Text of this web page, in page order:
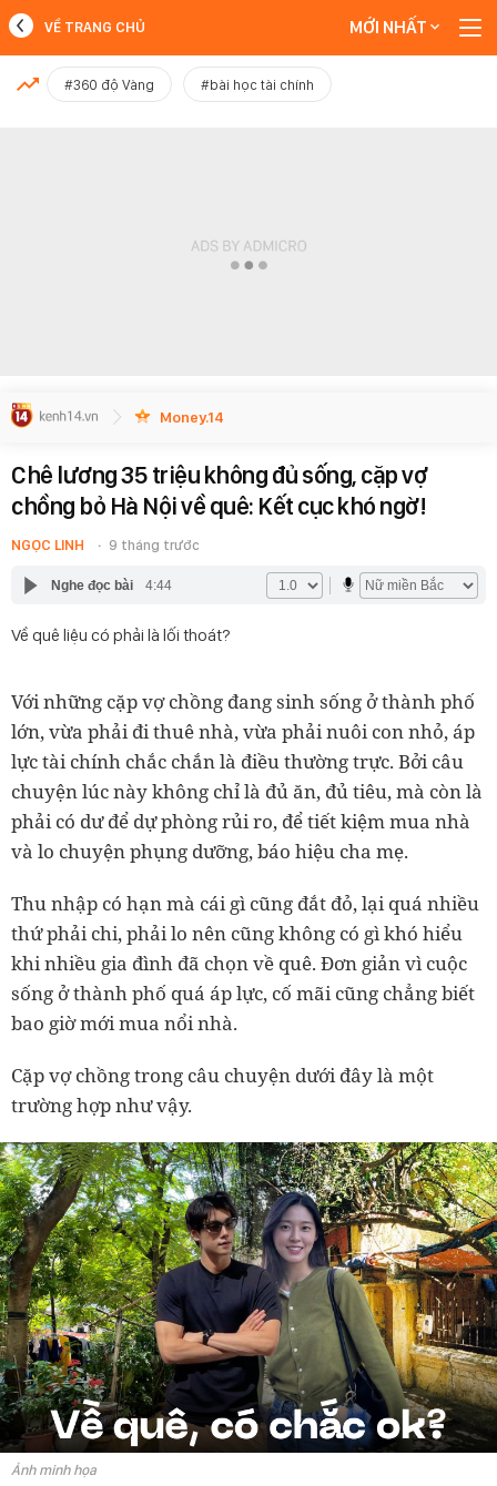
MỚI NHẤT
VỀ TRANG CHỦ MỚI NHẤT
#360 độ Vàng #bài học tài chính
Money.14
Chê lương 35 triệu không đủ sống, cặp vợ
chồng bỏ Hà Nội về quê: Kết cục khó ngờ!
NGỌC LINH 9 tháng trước
Nghe đọc bài 4:44
Về quê liệu có phải là lối thoát?
Với những cặp vợ chồng đang sinh sống ở thành phố
lớn, vừa phải đi thuê nhà, vừa phải nuôi con nhỏ, áp
lực tài chính chắc chắn là điều thường trực. Bởi câu
chuyện lúc này không chỉ là đủ ăn, đủ tiêu, mà còn là
phải có dư để dự phòng rủi ro, để tiết kiệm mua nhà
và lo chuyện phụng dưỡng, báo hiệu cha mẹ.
Thu nhập có hạn mà cái gì cũng đắt đỏ, lại quá nhiều
thứ phải chi, phải lo nên cũng không có gì khó hiểu
khi nhiều gia đình đã chọn về quê. Đơn giản vì cuộc
sống ở thành phố quá áp lực, cố mãi cũng chẳng biết
bao giờ mới mua nổi nhà.
Cặp vợ chồng trong câu chuyện dưới đây là một
trường hợp như vậy.
Ảnh minh họa